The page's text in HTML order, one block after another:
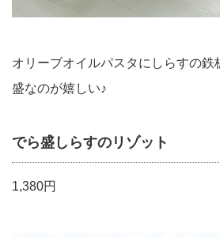
オリーブオイルパスタにしらすの鉄
盛なのが嬉しい♪
でら盛しらすのリゾット
1,380円